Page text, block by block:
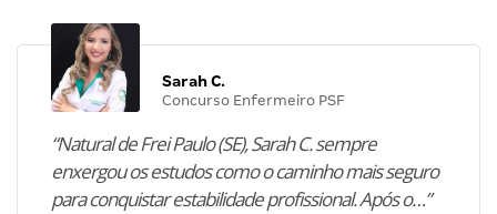
Sarah C.
Concurso Enfermeiro PSF
“Natural de Frei Paulo (SE), Sarah C. sempre
enxergou os estudos como o caminho mais seguro
para conquistar estabilidade profissional. Após o…”